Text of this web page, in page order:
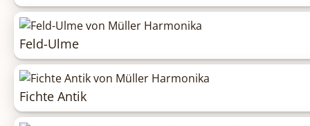
Feld-Ulme
Fichte Antik